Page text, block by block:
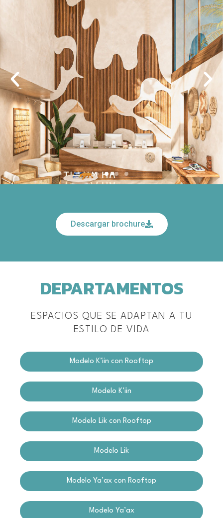
Descargar brochure
DEPARTAMENTOS
ESPACIOS QUE SE ADAPTAN A TU
ESTILO DE VIDA
Modelo K’iin con Rooftop
Modelo K’iin
Modelo Lik con Rooftop
Modelo Lik
Modelo Ya’ax con Rooftop
Modelo Ya’ax